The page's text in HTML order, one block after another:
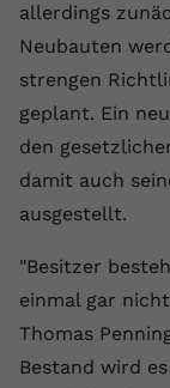
allerdings
Neubauten
strengen
geplant. Ein
den
damit auch
ausgestellt.
"Besitzer
einmal gar
Thomas
Bestand wird
Laufzeit
Zweck
Name
Anbieter